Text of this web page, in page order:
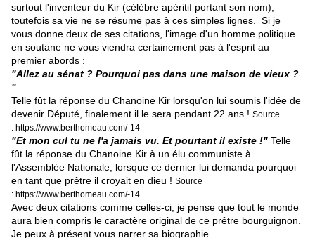
surtout l'inventeur du Kir (célèbre apéritif portant son nom),
toutefois sa vie ne se résume pas à ces simples lignes. Si je
vous donne deux de ses citations, l'image d'un homme politique
en soutane ne vous viendra certainement pas à l'esprit au
premier abords :
"Allez au sénat ? Pourquoi pas dans une maison de vieux ?
"
Telle fût la réponse du Chanoine Kir lorsqu'on lui soumis l'idée de
devenir Député, finalement il le sera pendant 22 ans ! Source
: https://www.berthomeau.com/-14
"Et mon cul tu ne l'a jamais vu. Et pourtant il existe !" Telle
fût la réponse du Chanoine Kir à un élu communiste à
l'Assemblée Nationale, lorsque ce dernier lui demanda pourquoi
en tant que prêtre il croyait en dieu ! Source
: https://www.berthomeau.com/-14
Avec deux citations comme celles-ci, je pense que tout le monde
aura bien compris le caractère original de ce prêtre bourguignon.
Je peux à présent vous narrer sa biographie.